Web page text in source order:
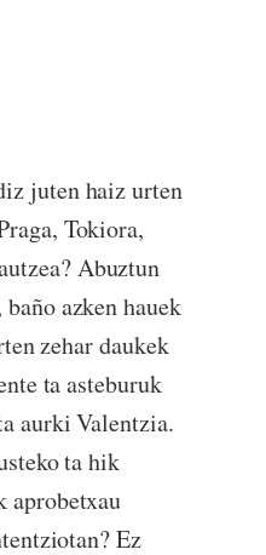
juten haiz urten
Tokiora,
Abuztun
azken hauek
zehar daukek
ta asteburuk
aurki Valentzia.
ta hik
aprobetxau
Ez